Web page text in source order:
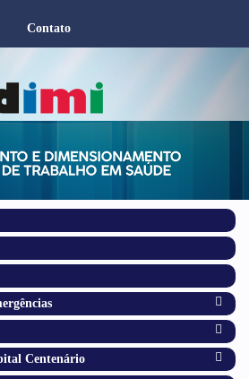
Contato
Centenário